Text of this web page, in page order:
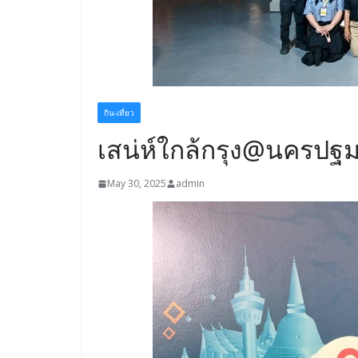
กิน-เที่ยว
เสน่ห์ใกล้กรุง@นครปฐ
May 30, 2025 admin